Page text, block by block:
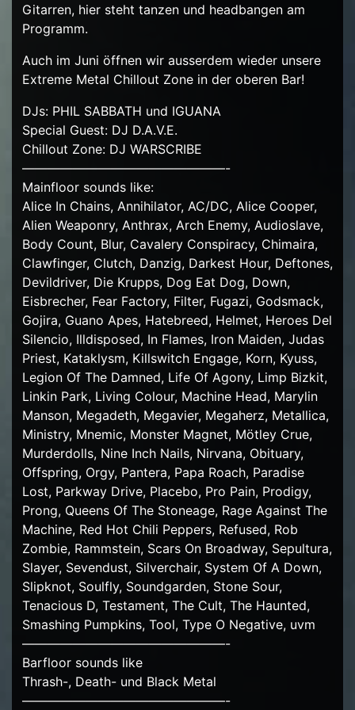
Gitarren, hier steht tanzen und headbangen am
Programm.
Auch im Juni öffnen wir ausserdem wieder unsere
Extreme Metal Chillout Zone in der oberen Bar!
DJs: PHIL SABBATH und IGUANA
Special Guest: DJ D.A.V.E.
Chillout Zone: DJ WARSCRIBE
————————————————-
Mainfloor sounds like:
Alice In Chains, Annihilator, AC/DC, Alice Cooper,
Alien Weaponry, Anthrax, Arch Enemy, Audioslave,
Body Count, Blur, Cavalery Conspiracy, Chimaira,
Clawfinger, Clutch, Danzig, Darkest Hour, Deftones,
Devildriver, Die Krupps, Dog Eat Dog, Down,
Eisbrecher, Fear Factory, Filter, Fugazi, Godsmack,
Gojira, Guano Apes, Hatebreed, Helmet, Heroes Del
Silencio, Illdisposed, In Flames, Iron Maiden, Judas
Priest, Kataklysm, Killswitch Engage, Korn, Kyuss,
Legion Of The Damned, Life Of Agony, Limp Bizkit,
Linkin Park, Living Colour, Machine Head, Marylin
Manson, Megadeth, Megavier, Megaherz, Metallica,
Ministry, Mnemic, Monster Magnet, Mötley Crue,
Murderdolls, Nine Inch Nails, Nirvana, Obituary,
Offspring, Orgy, Pantera, Papa Roach, Paradise
Lost, Parkway Drive, Placebo, Pro Pain, Prodigy,
Prong, Queens Of The Stoneage, Rage Against The
Machine, Red Hot Chili Peppers, Refused, Rob
Zombie, Rammstein, Scars On Broadway, Sepultura,
Slayer, Sevendust, Silverchair, System Of A Down,
Slipknot, Soulfly, Soundgarden, Stone Sour,
Tenacious D, Testament, The Cult, The Haunted,
Smashing Pumpkins, Tool, Type O Negative, uvm
————————————————-
Barfloor sounds like
Thrash-, Death- und Black Metal
————————————————-